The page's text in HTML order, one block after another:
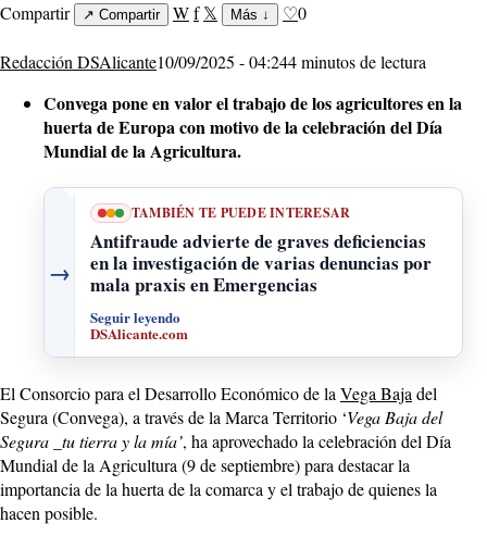
Compartir ↗ Compartir Wf 𝕏 Más ↓ ♡0
Redacción DSAlicante10/09/2025 - 04:244 minutos de lectura
Convega pone en valor el trabajo de los agricultores en la
huerta de Europa con motivo de la celebración del Día
Mundial de la Agricultura.
→
TAMBIÉN TE PUEDE INTERESAR
Antifraude advierte de graves deficiencias
en la investigación de varias denuncias por
mala praxis en Emergencias
Seguir leyendo
DSAlicante.com
El Consorcio para el Desarrollo Económico de laVega Bajadel
Segura (Convega), a través de la Marca Territorio ‘Vega Baja del
Segura _tu tierra y la mía’, ha aprovechado la celebración del Día
Mundial de la Agricultura (9 de septiembre) para destacar la
importancia de la huerta de la comarca y el trabajo de quienes la
hacen posible.